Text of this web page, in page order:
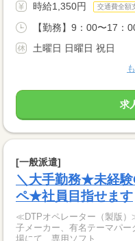
時給1,350円 交通費全額
【勤務】9：00〜17
土曜日 日曜日 祝日
求
[一般派遣]
＼大手勤務★未経
ペ★社員目指せます
≪DTPオペレーター（製版）≫ 大手化粧品ブランドや世界的な
子メーカー、有名テーマパ
場にて、専用ソフト...